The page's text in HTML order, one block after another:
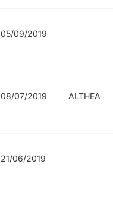
05/09/2019
08/07/2019 ALTHEA
21/06/2019